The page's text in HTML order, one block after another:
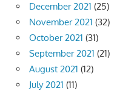
December 2021 (25)
November 2021 (32)
October 2021 (31)
September 2021 (21)
August 2021 (12)
July 2021 (11)